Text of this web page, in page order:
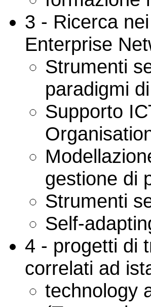
3 - Ricerca
Enterprise
Strumenti
paradigmi
Supporto
gestione di
Strumenti
Self-
4 - progetti di
correlati ad
technology